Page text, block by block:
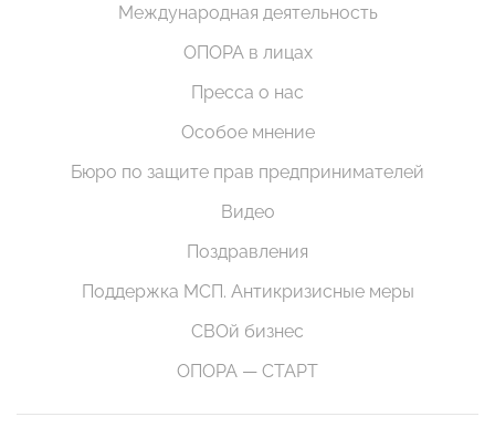
Международная деятельность
ОПОРА в лицах
Пресса о нас
Особое мнение
Бюро по защите прав предпринимателей
Видео
Поздравления
Поддержка МСП. Антикризисные меры
СВОй бизнес
ОПОРА — СТАРТ